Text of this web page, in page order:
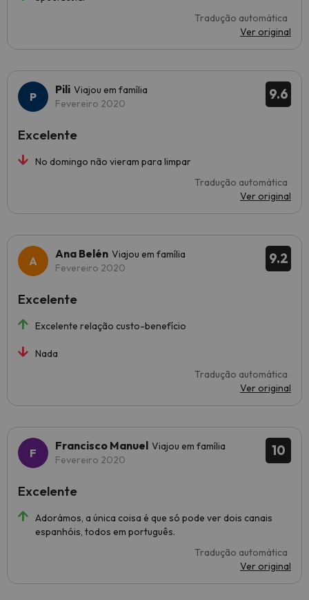
Tradução automática
Ver original
9.6
Pili Viajou em família
Fevereiro 2020
No domingo não vieram para limpar
Tradução automática
Ver original
Excelente
9.2
Ana Belén Viajou em família
Fevereiro 2020
Excelente relação custo-benefício
Nada
Tradução automática
Ver original
Excelente
10
Francisco Manuel Viajou em família
Fevereiro 2020
Adorámos, a única coisa é que só pode ver dois canais
espanhóis, todos em português.
Tradução automática
Ver original
Excelente